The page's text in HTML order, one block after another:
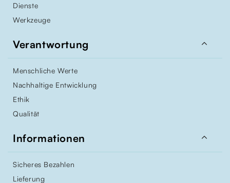
Dienste
Werkzeuge
Verantwortung 
Menschliche Werte
Nachhaltige Entwicklung
Ethik
Qualität
Informationen 
Sicheres Bezahlen
Lieferung